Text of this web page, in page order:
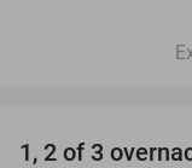
1, 2 of 3